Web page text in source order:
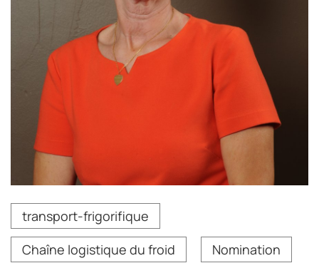
Valérie Lasserre va quitter son poste de déléguée
générale à La Chaîne Logistique du Froid en octobre
prochain.
Crédit photo DR
transport-frigorifique
Chaîne logistique du froid
Nomination